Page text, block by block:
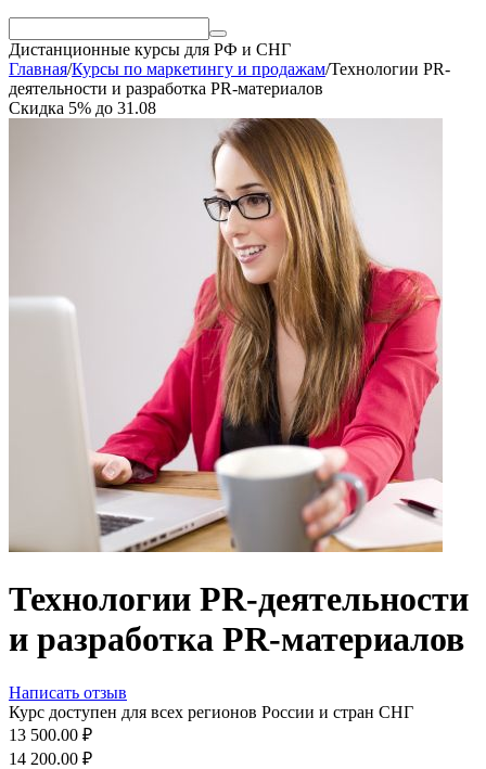
Дистанционные курсы для РФ и СНГ
Главная/Курсы по маркетингу и продажам/Технологии PR-
деятельности и разработка PR-материалов
Скидка 5% до 31.08
Технологии PR-деятельности
и разработка PR-материалов
Написать отзыв
Курс доступен для всех регионов России и стран СНГ
13 500.00 ₽
14 200.00 ₽